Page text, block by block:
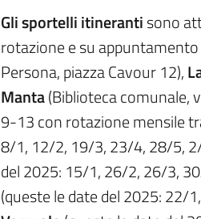
Gli sportelli itinerantisono
rotazione e su
Persona, piazza Cavour 12),
Manta(Biblioteca comunale,
9-13 con rotazione mensile
8/1, 12/2, 19/3, 23/4, 28/5,
del 2025: 15/1, 26/2, 26/3,
(queste le date del 2025: